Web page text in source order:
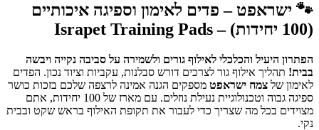
🐾 ישראפט – פדים לאימון וספיגה איכותיים
(100 יחידות) – Israpet Training Pads
הפתרון היעיל והכלכלי לאילוף גורים ולשמירה על סביבה נקייה ויבשה
בבית! תהליך אילוף גור לצרכים דורש סבלנות, עקביות וציוד נכון. הפדים
לאימון של צמח ישראפט מספקים הגנה אמינה לרצפה שלכם בזכות כושר
ספיגה גבוה וטכנולוגיית נעילת נוזלים. עם מארז של 100 יחידות, אתם
מצוידים בכל מה שצריך כדי לעבור את תקופת האילוף בראש שקט ובבית
נקי.